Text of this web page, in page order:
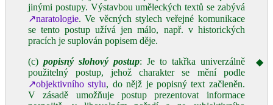
jinými postupy. Výstavbou uměleckých textů se zabývá
↗naratologie. Ve věcných stylech veřejné komunikace
se tento postup užívá jen málo, např. v historických
pracích je suplován popisem děje.
(c) popisný slohový postup: Je to takřka univerzálně
použitelný postup, jehož charakter se mění podle
↗objektivního stylu, do nějž je popisný text začleněn.
V zásadě umožňuje postup prezentovat informace
◆